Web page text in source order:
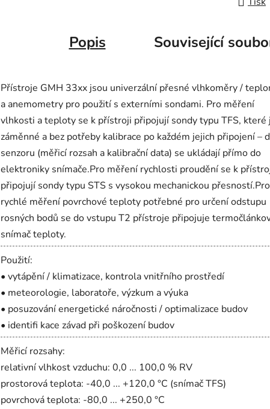
Popis Související
Přístroje GMH 33xx jsou univerzální přesné vlhkoměry /
a anemometry pro použití s externími sondami. Pro měření
vlhkosti a teploty se k přístroji připojují sondy typu TFS, které
záměnné a bez potřeby kalibrace po každém jejich připojení –
senzoru (měřicí rozsah a kalibrační data) se ukládají přímo do
elektroniky snímače.Pro měření rychlosti proudění se k
připojují sondy typu STS s vysokou mechanickou přesností.Pro
rychlé měření povrchové teploty potřebné pro určení odstupu
rosných bodů se do vstupu T2 přístroje připojuje
snímač teploty.
Použití:
• vytápění / klimatizace, kontrola vnitřního prostředí
• meteorologie, laboratoře, výzkum a výuka
• posuzování energetické náročnosti / optimalizace budov
• identifi kace závad při poškození budov
Měřicí rozsahy:
relativní vlhkost vzduchu: 0,0 ... 100,0 % RV
prostorová teplota: -40,0 ... +120,0 °C (snímač TFS)
povrchová teplota: -80,0 ... +250,0 °C